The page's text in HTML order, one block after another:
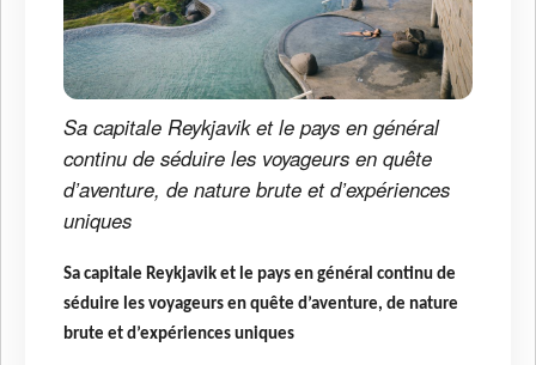
Sa capitale Reykjavik et le pays en général
continu de séduire les voyageurs en quête
d’aventure, de nature brute et d’expériences
uniques
Sa capitale Reykjavik et le pays en général continu de
séduire les voyageurs en quête d’aventure, de nature
brute et d’expériences uniques